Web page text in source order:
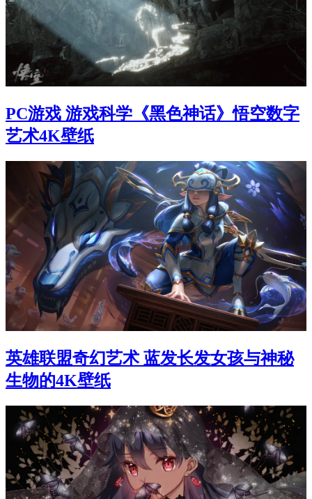
PC游戏 游戏科学《黑色神话》悟空数字
艺术4K壁纸
英雄联盟奇幻艺术 蓝发长发女孩与神秘
生物的4K壁纸